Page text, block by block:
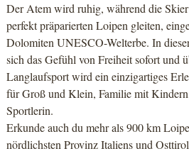
Der Atem wird ruhig, während die
perfekt präparierten Loipen gleiten,
Dolomiten UNESCO-Welterbe. In
sich das Gefühl von Freiheit sofort und
Langlaufsport wird ein einzigartiges
für Groß und Klein, Familie mit
Sportlerin.
Erkunde auch du mehr als 900 km
nördlichsten Provinz Italiens und